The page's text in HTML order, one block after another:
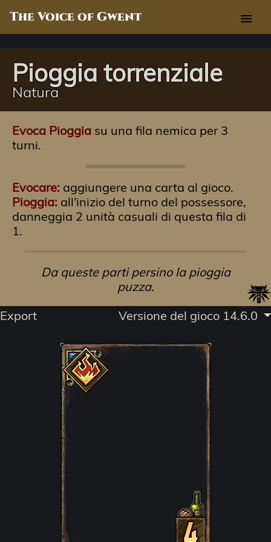
The Voice of Gwent menu
Pioggia torrenziale
Natura
Evoca Pioggia su una fila nemica per 3
turni.
Evocare: aggiungere una carta al gioco.
Pioggia: all'inizio del turno del possessore,
danneggia 2 unità casuali di questa fila di
1.
Da queste parti persino la pioggia
puzza.
Export
Versione del gioco 14.6.0